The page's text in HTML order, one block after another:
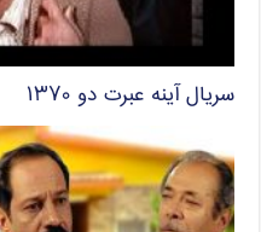
سریال آینه عبرت دو ۱۳۷۰